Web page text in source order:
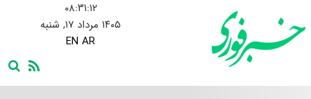
۰۸:۳۱:۱۲
۱۴۰۵ مرداد ۱۷, شنبه
EN AR